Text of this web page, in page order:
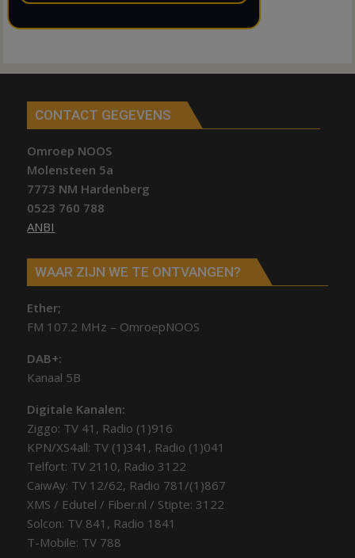
CONTACT GEGEVENS
Omroep NOOS
Molensteen 5a
7773 NM Hardenberg
0523 760 788
ANBI
WAAR ZIJN WE TE ONTVANGEN?
Ether;
FM 107.2 MHz – OmroepNOOS
DAB+:
Kanaal 5B
Digitale Kanalen:
Ziggo: TV 41, Radio (1)916
KPN/XS4all: TV (1)341, Radio (1)041
Telfort: TV 2110, Radio 3122
CaiwAy: TV 12/62, Radio 781/(1)867
XMS / Edutel / Fiber.nl / Stipte: 3122
Solcon: TV 841, Radio 1841
T-Mobile: TV 788